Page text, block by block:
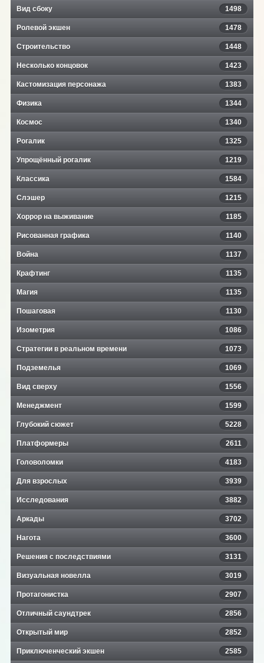
Вид сбоку 1498
Ролевой экшен 1478
Строительство 1448
Несколько концовок 1423
Кастомизация персонажа 1383
Физика 1344
Космос 1340
Рогалик 1325
Упрощённый рогалик 1219
Классика 1584
Слэшер 1215
Хоррор на выживание 1185
Рисованная графика 1140
Война 1137
Крафтинг 1135
Магия 1135
Пошаговая 1130
Изометрия 1086
Стратегии в реальном времени 1073
Подземелья 1069
Вид сверху 1556
Менеджмент 1599
Глубокий сюжет 5228
Платформеры 2611
Головоломки 4183
Для взрослых 3939
Исследования 3882
Аркады 3702
Нагота 3600
Решения с последствиями 3131
Визуальная новелла 3019
Протагонистка 2907
Отличный саундтрек 2856
Открытый мир 2852
Приключенческий экшен 2585